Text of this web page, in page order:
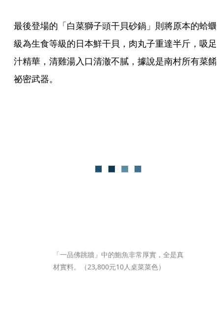
最後登場的「白菜獅子頭干貝砂鍋」則將原本的蛤蠣
級為生食等級的日本鮮干貝，肉丸子重達半斤，吸足
汁精華，清雞湯入口清澈不膩，據說是南村所有菜餚
祕密武器。
「一品佛跳牆」中的鮑魚非常厚實，全是真
材實料。（23,800元10人桌菜菜色）